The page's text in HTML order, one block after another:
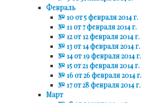
Февраль
№ 10 от 5 февраля 2014 г.
№ 11 от 7 февраля 2014 г.
№ 12 от 12 февраля 2014 г.
№ 13 от 14 февраля 2014 г.
№ 14 от 19 февраля 2014 г.
№ 15 от 21 февраля 2014 г.
№ 16 от 26 февраля 2014 г.
№ 17 от 28 февраля 2014 г.
Март